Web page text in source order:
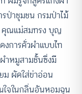
ป่าชุมชน กรมป่าไม้
คุณแม่สมทรง บุญ
การคั่วผำแบบไท
ำหมูสามชั้นซึ่งมี
ม ผัดใส่ข่าอ่อน
ใจในกลิ่นอันหอมฉุน